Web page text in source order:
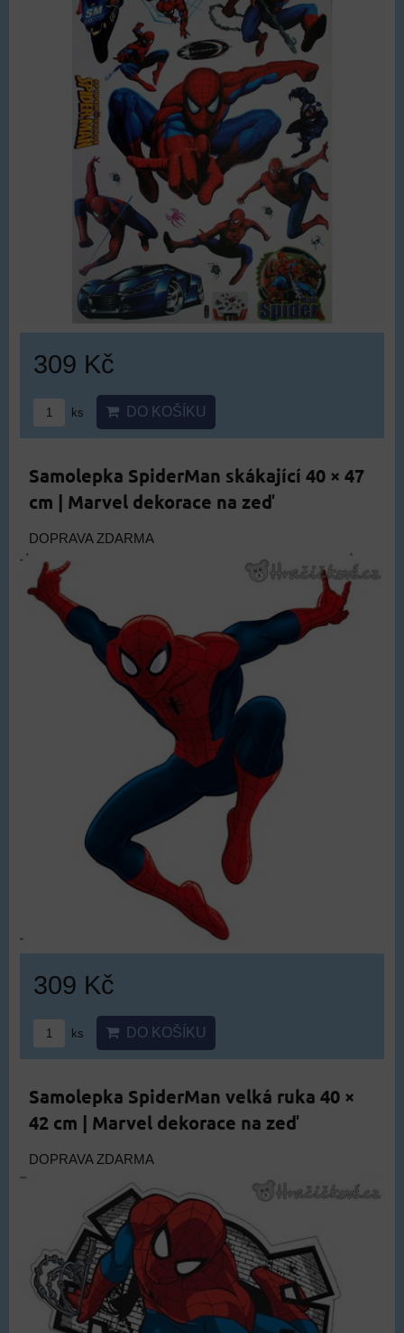
309 Kč
ks DO KOŠÍKU
Samolepka SpiderMan skákající 40 × 47
cm | Marvel dekorace na zeď
DOPRAVA ZDARMA
309 Kč
ks DO KOŠÍKU
Samolepka SpiderMan velká ruka 40 ×
42 cm | Marvel dekorace na zeď
DOPRAVA ZDARMA